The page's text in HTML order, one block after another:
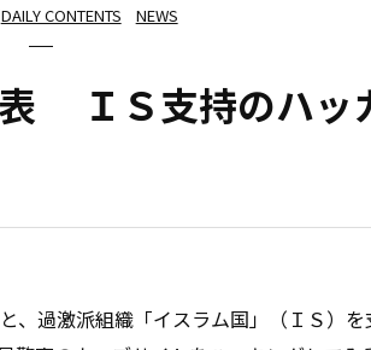
DAILY CONTENTS NEWS
ＩＳ支持のハッ
、過激派組織「イスラム国」（ＩＳ）を